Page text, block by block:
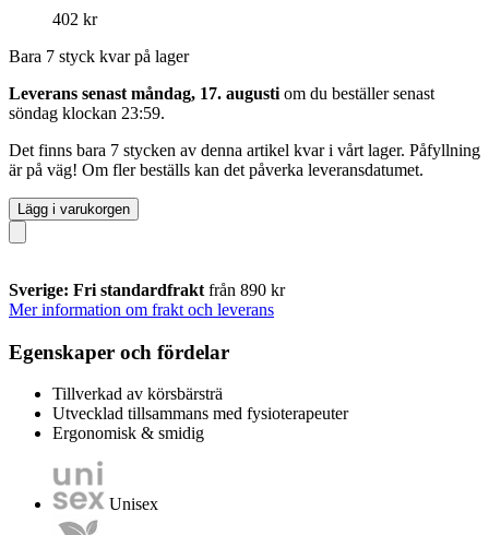
402 kr
Bara 7 styck kvar på lager
Leverans senast måndag, 17. augusti om du beställer senast
söndag klockan 23:59.
Det finns bara 7 stycken av denna artikel kvar i vårt lager. Påfyllning
är på väg! Om fler beställs kan det påverka leveransdatumet.
Lägg i varukorgen
Sverige: Fri standardfrakt från 890 kr
Mer information om frakt och leverans
Egenskaper och fördelar
Tillverkad av körsbärsträ
Utvecklad tillsammans med fysioterapeuter
Ergonomisk & smidig
Unisex